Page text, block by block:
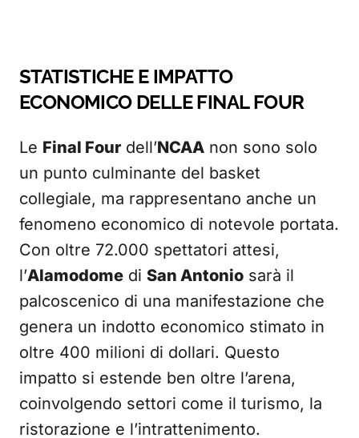
STATISTICHE E IMPATTO
ECONOMICO DELLE FINAL FOUR
Le Final Four dell’NCAA non sono solo
un punto culminante del basket
collegiale, ma rappresentano anche un
fenomeno economico di notevole portata.
Con oltre 72.000 spettatori attesi,
l’Alamodome di San Antonio sarà il
palcoscenico di una manifestazione che
genera un indotto economico stimato in
oltre 400 milioni di dollari. Questo
impatto si estende ben oltre l’arena,
coinvolgendo settori come il turismo, la
ristorazione e l’intrattenimento.